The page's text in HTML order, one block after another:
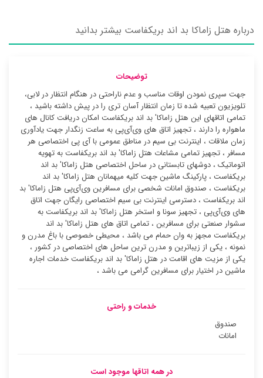
درباره هتل زاماکا بد اند بریکفاست بیشتر بدانید
توضیحات
جهت سپری نمودن اوقات مناسب و عدم ناراحتی در هنگام انتظار در لابی،
تلویزیون تعبیه شده تا زمان انتظار آسان تری را در پیش داشته باشید ،
تمامی اتاقهای این هتل زاماکا' بد اند بریکفاست امکان دریافت کانال های
ماهواره را دارند ، تجهیز اتاق های وی‌آی‌پی به ساعت زنگدار جهت یادآوری
زمان ملاقات ، اینترنت بی سیم در مناطق عمومی با آی پی اختصاصی هر
مسافر ، تجهیز تمامی مشاعات هتل زاماکا' بد اند بریکفاست به تهویه
اتوماتیک ، دوشهای تابستانی در ساحل اختصاصی هتل زاماکا' بد اند
بریکفاست ، پارکینگ ماشین جهت کلیه میهمانان هتل زاماکا' بد اند
بریکفاست ، صندوق امانات شخصی برای مسافرین وی‌آی‌پی هتل زاماکا' بد
اند بریکفاست ، دسترسی اینترنت بی سیم اختصاصی رایگان جهت اتاق
های وی‌آی‌پی ، تجهیز سونا و استخر هتل زاماکا' بد اند بریکفاست به
سشوار صنعتی برای مسافرین ، تمامی اتاق های هتل زاماکا' بد اند
بریکفاست مجهز به وان حمام می باشد ، محیطی خصوصی با باغ مدرن و
نمونه ، یکی از زیباترین و مدرن ترین ساحل های اختصاصی در کشور ،
یکی از مزیت های اقامت در هتل زاماکا' بد اند بریکفاست خدمات اجاره
ماشین در اختیار برای مسافرین گرامی می باشد ،
خدمات و راحتی
صندوق
امانات
در همه اتاقها موجود است